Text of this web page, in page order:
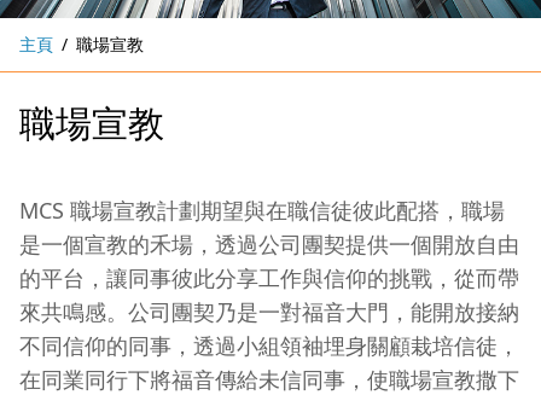
主頁 職場宣教
職場宣教
MCS 職場宣教計劃期望與在職信徒彼此配搭，職場
是一個宣教的禾場，透過公司團契提供一個開放自由
的平台，讓同事彼此分享工作與信仰的挑戰，從而帶
來共鳴感。公司團契乃是一對福音大門，能開放接納
不同信仰的同事，透過小組領袖埋身關顧栽培信徒，
在同業同行下將福音傳給未信同事，使職場宣教撒下